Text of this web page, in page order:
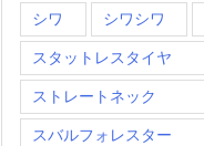
シワ シワシワ
スタットレスタイヤ
ストレートネック
スバルフォレスター